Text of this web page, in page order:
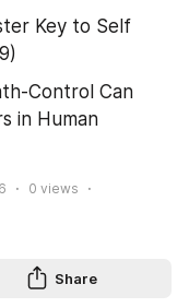
Key to Self
Control Can
in Human
0 views
Share